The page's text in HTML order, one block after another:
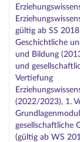
gültig ab SS
Geschichtliche
und Bildung
und
Vertiefung
(2022/2023), 1.
gesellschaftliche
(gültig ab WS